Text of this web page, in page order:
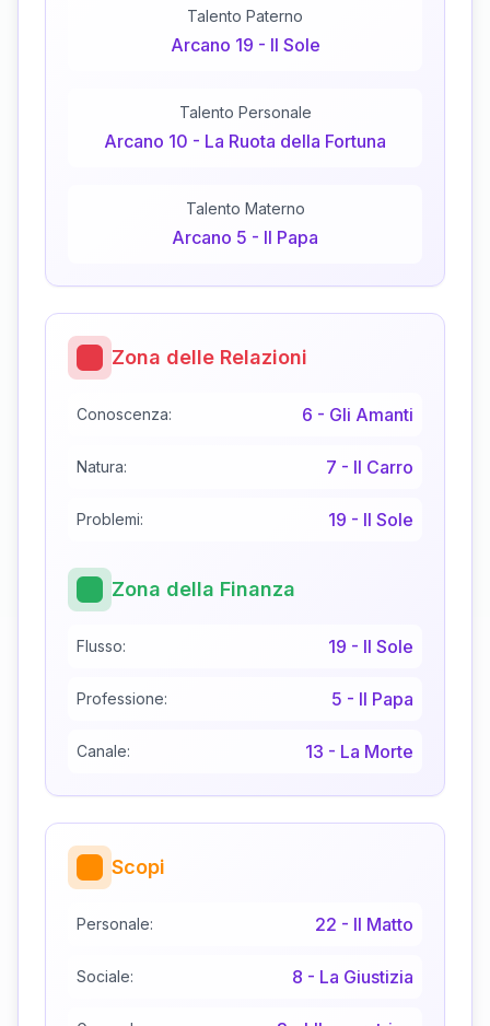
Talento Paterno
Arcano 19 - Il Sole
Talento Personale
Arcano 10 - La Ruota della Fortuna
Talento Materno
Arcano 5 - Il Papa
Zona delle Relazioni
Conoscenza: 6 - Gli Amanti
Natura: 7 - Il Carro
Problemi: 19 - Il Sole
Zona della Finanza
Flusso: 19 - Il Sole
Professione: 5 - Il Papa
Canale: 13 - La Morte
Scopi
Personale: 22 - Il Matto
Sociale: 8 - La Giustizia